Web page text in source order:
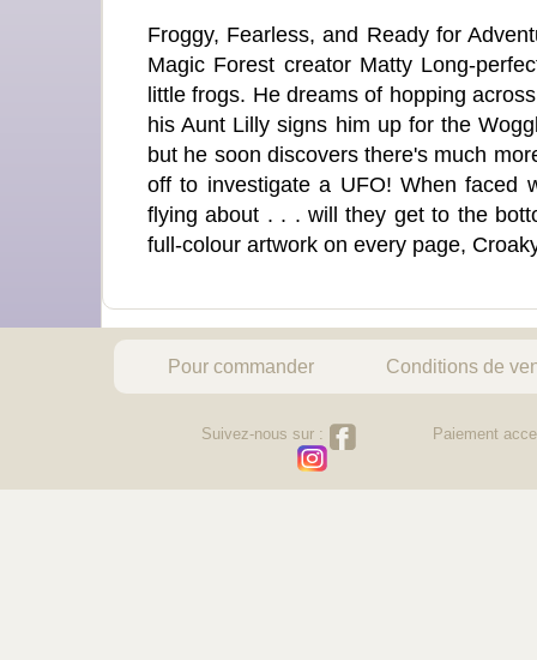
Froggy, Fearless, and Ready for
Magic Forest creator Matty Long-
little frogs. He dreams of hopping
his Aunt Lilly signs him up for the
but he soon discovers there's much
off to investigate a UFO! When faced
flying about . . . will they get to the
full-colour artwork on every page,
Pour commander Conditions de
Suivez-nous sur : Paiement